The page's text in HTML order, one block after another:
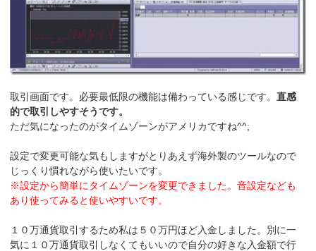
取引画面です。必要最低限の機能は備わっている感じです。直感
的で取引しやすそうです。
ただ気になったのがタイムゾーンがアメリカですね^^;
設定で変更可能な気もしますがとりあえず海外製のツールなので
じっくり慣れながら使いたいです。
※設定から簡単にタイムゾーンを変更できました。音設定なども
あり使ってみると使いやすいです。
１０万通貨取引するため私は５０万円ほど入金しました。別に一
気に１０万通貨取引しなくてもいいので自分の好きな入金額で行